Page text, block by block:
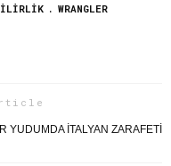
WRANGLER
YUDUMDA İTALYAN ZARAFETI